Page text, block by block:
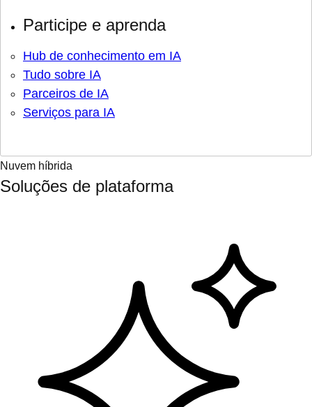
Participe e aprenda
Hub de conhecimento em IA
Tudo sobre IA
Parceiros de IA
Serviços para IA
Nuvem híbrida
Soluções de plataforma